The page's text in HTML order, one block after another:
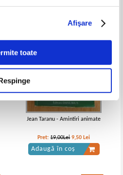
Afişare
toate
Jean Taranu - Amintiri animate
Pret:19,00Lei 9,50 Lei
Adaugă în coș